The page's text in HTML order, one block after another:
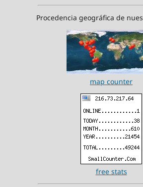
Procedencia geográfica de
map counter
free stats